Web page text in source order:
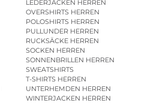
LEDERJACKEN HERREN
OVERSHIRTS HERREN
POLOSHIRTS HERREN
PULLUNDER HERREN
RUCKSÄCKE HERREN
SOCKEN HERREN
SONNENBRILLEN HERREN
SWEATSHIRTS
T-SHIRTS HERREN
UNTERHEMDEN HERREN
WINTERJACKEN HERREN